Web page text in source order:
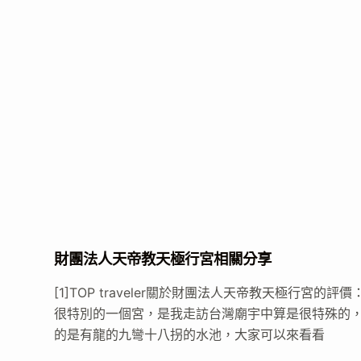
財團法人天帝教天極行宮相關分享
[1]TOP traveler關於財團法人天帝教天極行宮的評價
很特別的一個宮，是我走訪台灣廟宇中算是很特殊的
的是有龍的九彎十八拐的水池，大家可以來看看